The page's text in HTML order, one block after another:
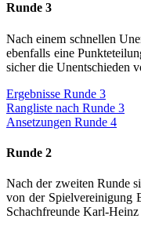
Runde 3
Nach einem schnellen
ebenfalls eine
sicher die Unentschieden
Ergebnisse Runde 3
Rangliste nach Runde 3
Ansetzungen Runde 4
Runde 2
Nach der zweiten Runde
von der Spielvereinigung
Schachfreunde Karl-